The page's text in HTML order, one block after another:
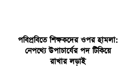
পবিপ্রবিতে শিক্ষকদের ওপর হামলা:
নেপথ্যে উপাচার্যের পদ টিকিয়ে
রাখার লড়াই